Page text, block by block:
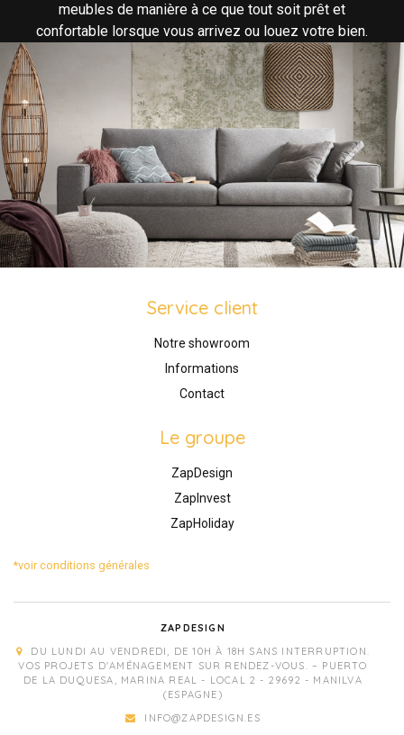
meubles de manière à ce que tout soit prêt et
confortable lorsque vous arrivez ou louez votre bien.
Service client
Notre showroom
Informations
Contact
Le groupe
ZapDesign
ZapInvest
ZapHoliday
*voir conditions générales
ZAPDESIGN
DU LUNDI AU VENDREDI, DE 10H À 18H SANS INTERRUPTION.
VOS PROJETS D'AMÉNAGEMENT SUR RENDEZ-VOUS. – PUERTO
DE LA DUQUESA, MARINA REAL - LOCAL 2 - 29692 - MANILVA
(ESPAGNE)
INFO@ZAPDESIGN.ES